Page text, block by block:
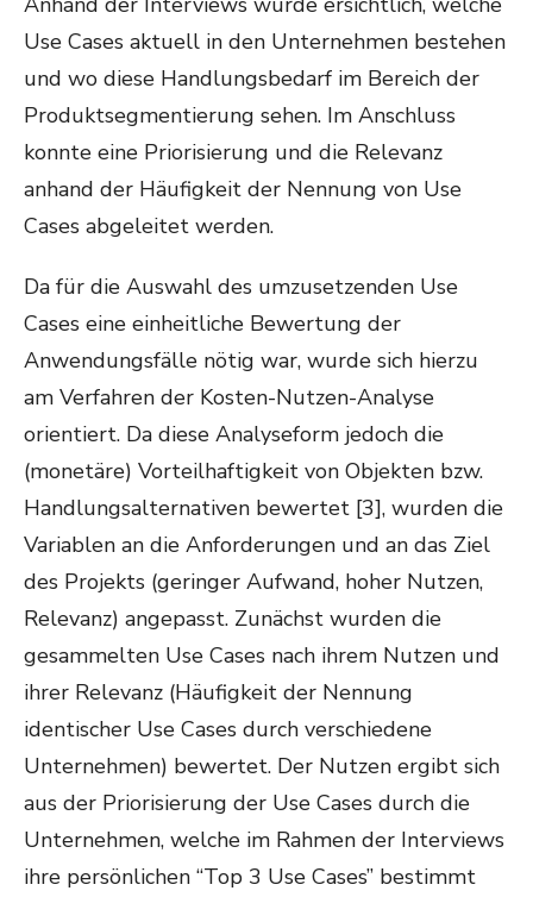
Use Cases aktuell in den Unternehmen bestehen
und wo diese Handlungsbedarf im Bereich der
Produktsegmentierung sehen. Im Anschluss
konnte eine Priorisierung und die Relevanz
anhand der Häufigkeit der Nennung von Use
Cases abgeleitet werden.
Da für die Auswahl des umzusetzenden Use
Cases eine einheitliche Bewertung der
Anwendungsfälle nötig war, wurde sich hierzu
am Verfahren der Kosten-Nutzen-Analyse
orientiert. Da diese Analyseform jedoch die
(monetäre) Vorteilhaftigkeit von Objekten bzw.
Handlungsalternativen bewertet [3], wurden die
Variablen an die Anforderungen und an das Ziel
des Projekts (geringer Aufwand, hoher Nutzen,
Relevanz) angepasst. Zunächst wurden die
gesammelten Use Cases nach ihrem Nutzen und
ihrer Relevanz (Häufigkeit der Nennung
identischer Use Cases durch verschiedene
Unternehmen) bewertet. Der Nutzen ergibt sich
aus der Priorisierung der Use Cases durch die
Unternehmen, welche im Rahmen der Interviews
ihre persönlichen “Top 3 Use Cases” bestimmt